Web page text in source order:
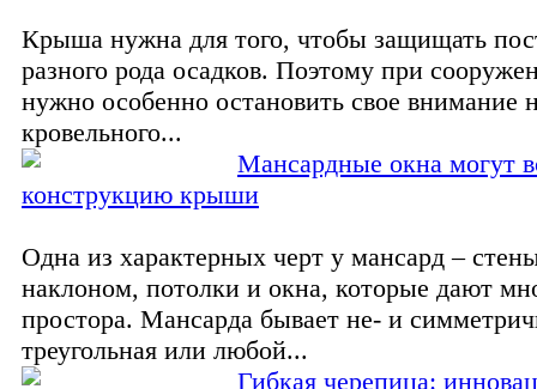
Крыша нужна для того, чтобы защищать
разного рода осадков. Поэтому при
нужно особенно остановить свое внимание
кровельного...
Мансардные окна могут
конструкцию крыши
Одна из характерных черт у мансард –
наклоном, потолки и окна, которые дают
простора. Мансарда бывает не- и
треугольная или любой...
Гибкая черепица: